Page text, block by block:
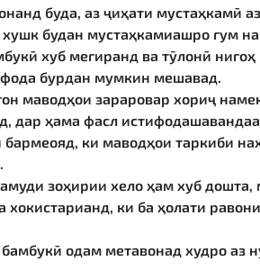
буда, аз ҷиҳати мустаҳкамӣ
будан мустаҳкамиашро гум
хуб мегиранд ва тӯлонӣ
бурдан мумкин мешавад.
маводҳои зараровар хориҷ
дар ҳама фасл
бармеояд, ки маводҳои таркиби
зоҳирии хело ҳам хуб дошта,
хокистарианд, ки ба ҳолати
одам метавонад худро аз